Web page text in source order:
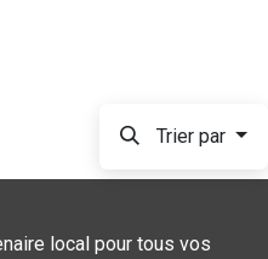
Trier par
local pour tous vos